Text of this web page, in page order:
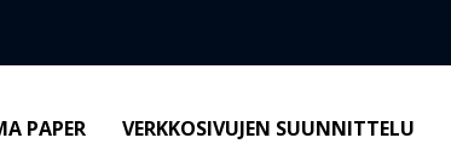
PAPER VERKKOSIVUJEN SUUNNITTELU